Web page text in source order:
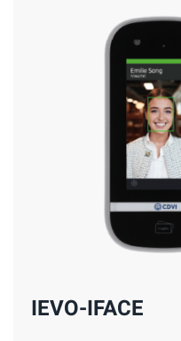
IEVO-IFACE